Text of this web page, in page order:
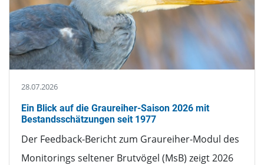
28.07.2026
Ein Blick auf die Graureiher-Saison 2026 mit
Bestandsschätzungen seit 1977
Der Feedback-Bericht zum Graureiher-Modul des
Monitorings seltener Brutvögel (MsB) zeigt 2026